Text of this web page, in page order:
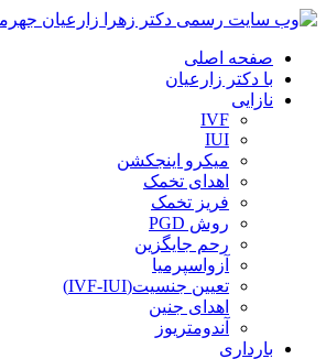
صفحه اصلی
با دکتر زارعیان
نازایی
IVF
IUI
میکرو اینجکشن
اهدای تخمک
فریز تخمک
روش PGD
رحم جایگزین
آزواسپرمیا
تعیین جنسیت(IVF-IUI)
اهدای جنین
آندومتریوز
بارداری